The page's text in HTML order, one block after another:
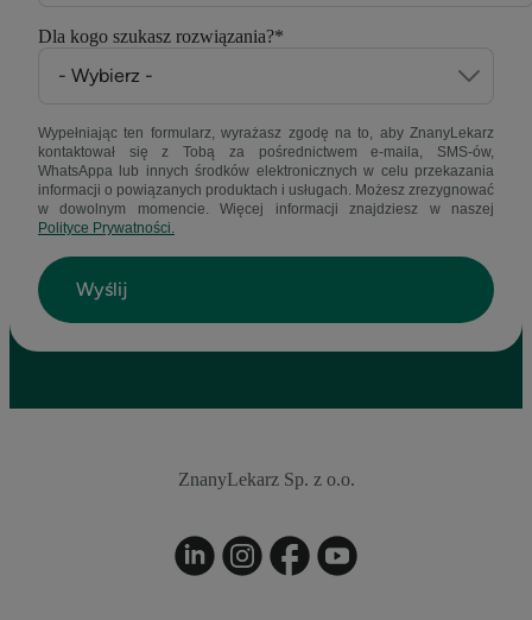
Dla kogo szukasz rozwiązania?*
Wypełniając ten formularz, wyrażasz zgodę na to, aby ZnanyLekarz
kontaktował się z Tobą za pośrednictwem e-maila, SMS-ów,
WhatsAppa lub innych środków elektronicznych w celu przekazania
informacji o powiązanych produktach i usługach. Możesz zrezygnować
w dowolnym momencie. Więcej informacji znajdziesz w naszej
Polityce Prywatności.
ZnanyLekarz Sp. z o.o.